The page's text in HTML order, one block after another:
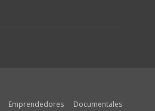
Emprendedores Documentales